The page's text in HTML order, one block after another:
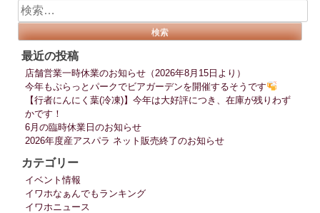
ゲ
ー
ョ
ン
検
索:
最近の投稿
店舗営業一時休業のお知らせ（2026年8月15日より）
今年もぷらっとパークでビアガーデンを開催するそうです
【行者にんにく葉(冷凍)】今年は大好評につき、在庫が残りわず
かです！
6月の臨時休業日のお知らせ
2026年度産アスパラ ネット販売終了のお知らせ
カテゴリー
イベント情報
イワホなぁんでもランキング
イワホニュース